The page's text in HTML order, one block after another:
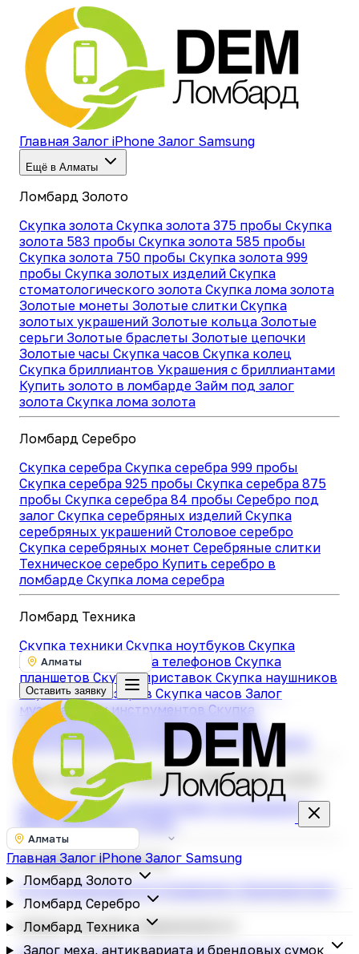
Главная Залог iPhone Залог Samsung
Ещё в Алматы
Ломбард Золото
Скупка золота Скупка золота 375 пробы Скупка
золота 583 пробы Скупка золота 585 пробы
Скупка золота 750 пробы Скупка золота 999
пробы Скупка золотых изделий Скупка
стоматологического золота Скупка лома золота
Золотые монеты Золотые слитки Скупка
золотых украшений Золотые кольца Золотые
серьги Золотые браслеты Золотые цепочки
Золотые часы Скупка часов Скупка колец
Скупка бриллиантов Украшения с бриллиантами
Купить золото в ломбарде Займ под залог
золота Скупка лома золота
Ломбард Серебро
Скупка серебра Скупка серебра 999 пробы
Скупка серебра 925 пробы Скупка серебра 875
пробы Скупка серебра 84 пробы Серебро под
залог Скупка серебряных изделий Скупка
серебряных украшений Столовое серебро
Скупка серебряных монет Серебряные слитки
Техническое серебро Купить серебро в
ломбарде Скупка лома серебра
Ломбард Техника
Скупка техники Скупка ноутбуков Скупка
компьютеров
Скупка телефонов Скупка
планшетовСкупка приставок Скупка наушников
Скупка телевизоров Скупка часов Залог
музыкальных инструментов Скупка
строительных инструментовСкупка
электросамокатов
Ломбард фотоаппаратов
Залог меха, антиквариата и брендовых сумок
Залог меховых изделий
Залог антиквариата
Залог брендовых сумок
Ломбард Бриллиантов
Скупка бриллиантовУкрашения с бриллиантами
Кредит под залог недвижимости
Алматы
Оставить заявку
Алматы
Главная Залог iPhone Залог Samsung
Ломбард Золото
Ломбард Серебро
Ломбард Техника
Залог меха, антиквариата и брендовых сумок